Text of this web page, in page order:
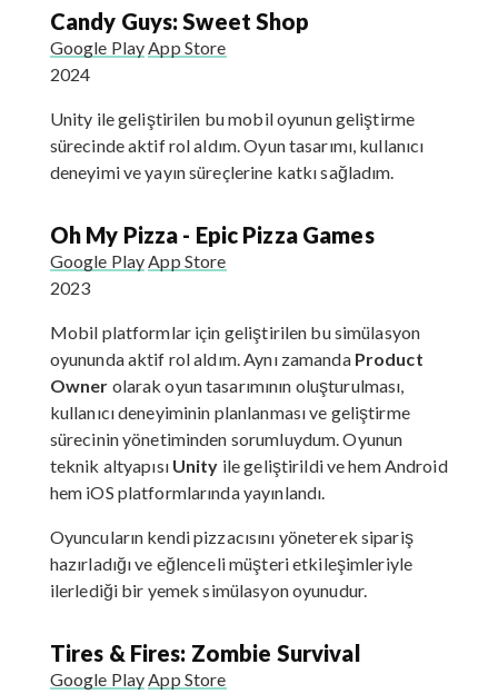
Candy Guys: Sweet Shop
Google PlayApp Store
2024
Unity ile geliştirilen bu mobil oyunun geliştirme
sürecinde aktif rol aldım. Oyun tasarımı, kullanıcı
deneyimi ve yayın süreçlerine katkı sağladım.
Oh My Pizza - Epic Pizza Games
Google PlayApp Store
2023
Mobil platformlar için geliştirilen bu simülasyon
oyununda aktif rol aldım. Aynı zamanda Product
Owner olarak oyun tasarımının oluşturulması,
kullanıcı deneyiminin planlanması ve geliştirme
sürecinin yönetiminden sorumluydum. Oyunun
teknik altyapısı Unity ile geliştirildi ve hem Android
hem iOS platformlarında yayınlandı.
Oyuncuların kendi pizzacısını yöneterek sipariş
hazırladığı ve eğlenceli müşteri etkileşimleriyle
ilerlediği bir yemek simülasyon oyunudur.
Tires & Fires: Zombie Survival
Google PlayApp Store